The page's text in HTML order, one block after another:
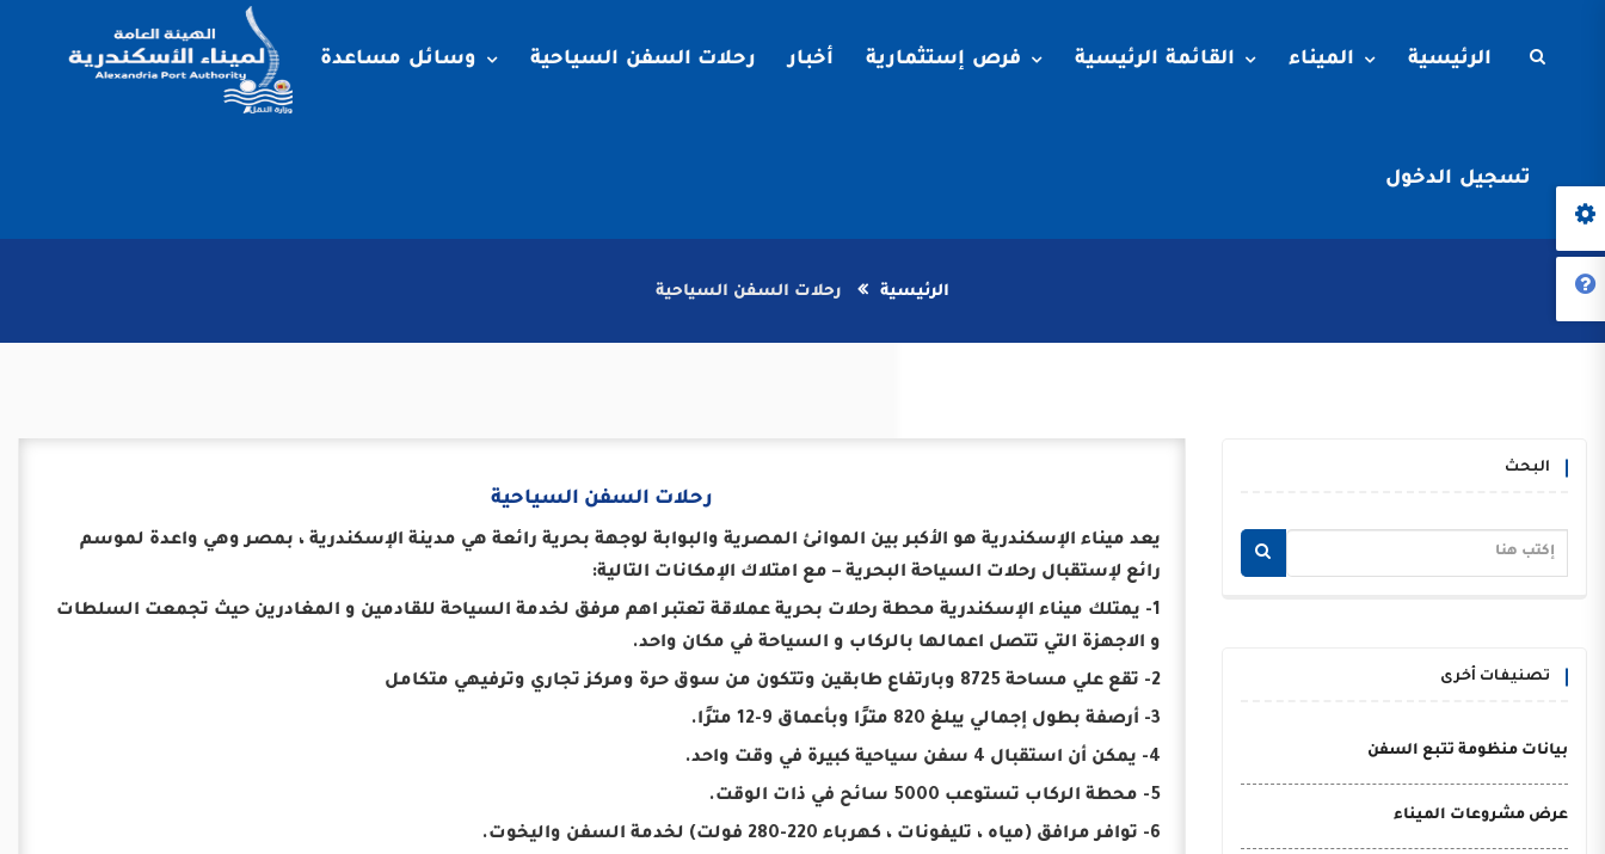
الرئيسية الميناء القائمة الرئيسية فرص إستثمارية أخبار رحلات السفن السياحية وسائل مساعدة
تسجيل الدخول
الرئيسية رحلات السفن السياحية
البحث
تصنيفات أخرى
بيانات منظومة تتبع السفن
عرض مشروعات الميناء
رحلات السفن السياحية
يعد ميناء الإسكندرية هو الأكبر بين الموانئ المصرية والبوابة لوجهة بحرية رائعة هي مدينة الإسكندرية ، بمصر وهي واعدة لموسم
رائع لإستقبال رحلات السياحة البحرية – مع امتلاك الإمكانات التالية:
1- يمتلك ميناء الإسكندرية محطة رحلات بحرية عملاقة تعتبر اهم مرفق لخدمة السياحة للقادمين و المغادرين حيث تجمعت السلطات
و الاجهزة التي تتصل اعمالها بالركاب و السياحة في مكان واحد.
2- تقع علي مساحة 8725 وبارتفاع طابقين وتتكون من سوق حرة ومركز تجاري وترفيهي متكامل
3- أرصفة بطول إجمالي يبلغ 820 مترًا وبأعماق 9-12 مترًا.
4- يمكن أن استقبال 4 سفن سياحية كبيرة في وقت واحد.
5- محطة الركاب تستوعب 5000 سائح في ذات الوقت.
6- توافر مرافق (مياه ، تليفونات ، كهرباء 220-280 فولت) لخدمة السفن واليخوت.